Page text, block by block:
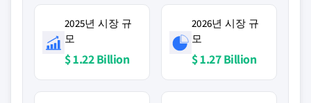
2025년 시장 규
모
$ 1.22 Billion
2026년 시장 규
모
$ 1.27 Billion